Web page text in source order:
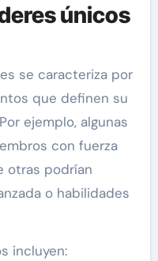
únicos
se caracteriza por
que definen su
ejemplo, algunas
con fuerza
otras podrían
o habilidades
incluyen: